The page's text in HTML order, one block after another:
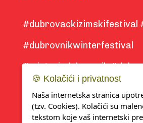
#dubrovackizimskifestival
#dubrovnikwinterfestival
#winterindubrovnik
🍪 Kolačići i privatnost
Naša internetska stranica
(tzv. Cookies). Kolačići su
tekstom koje vaš internetski